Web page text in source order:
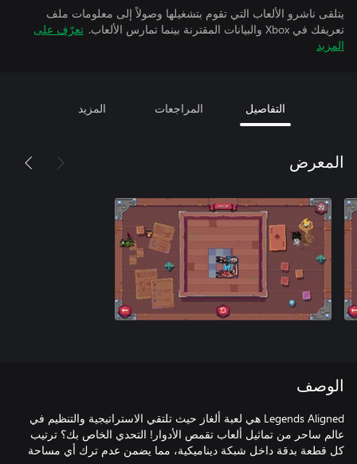
يتلقى ناشرو الألعاب التي تقوم بتشغيلها وصولاً إلى معلومات ملف
تعريفك في Xbox والبيانات المقترنة بينما تمارس الألعاب.
تعرّف على
المزيد
التفاصيل المراجعات المزيد
المعرض
الوصف
Legends Aligned هي لعبة ألغاز حيث تلتقي الاستراتيجية والتنظيم في
عالم ساحر من تماثيل ألعاب تقمص الأدوار! التحدي الخاص بك؟ ترتيب
كل قطعة بدقة داخل شبكة ديناميكية، مما يضمن عدم ترك أي مساحة